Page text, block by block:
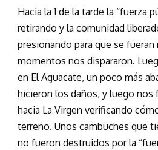
Hacia la 1 de la tarde la “fuerza
retirando y la comunidad
presionando para que se fueran
momentos nos dispararon.
en El Aguacate, un poco más
hicieron los daños, y luego nos
hacia La Virgen verificando
terreno. Unos cambuches que
no fueron destruidos por la